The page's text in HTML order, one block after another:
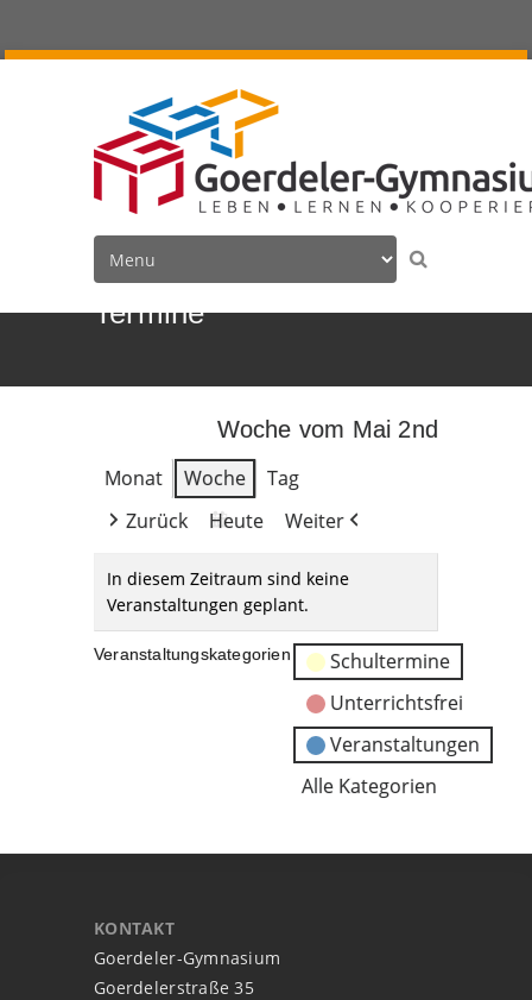
Termine
Woche vom Mai 2nd
Monat
Woche
Tag
Zurück
Heute Weiter
In diesem Zeitraum sind keine
Veranstaltungen geplant.
Veranstaltungskategorien
Schultermine
Unterrichtsfrei
Veranstaltungen
Alle Kategorien
KONTAKT
Goerdeler-Gymnasium
Goerdelerstraße 35